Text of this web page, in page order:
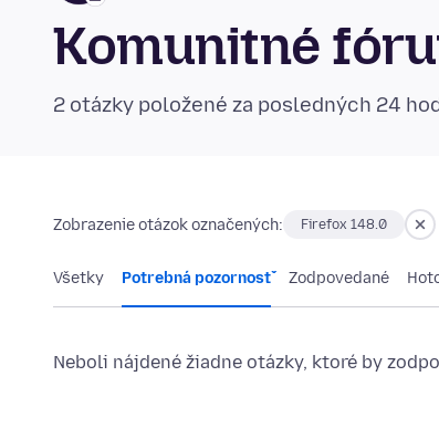
Komunitné
2 otázky položené za posledných 24
Zobrazenie otázok označených: Firefox 148.0
Všetky Potrebná pozornosť Zodpovedané
Neboli nájdené žiadne otázky, ktoré by